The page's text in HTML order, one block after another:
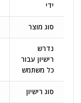
ידי
סוג מוצר
נדרש
רישיון עבור
כל משתמש
סוג רישיון